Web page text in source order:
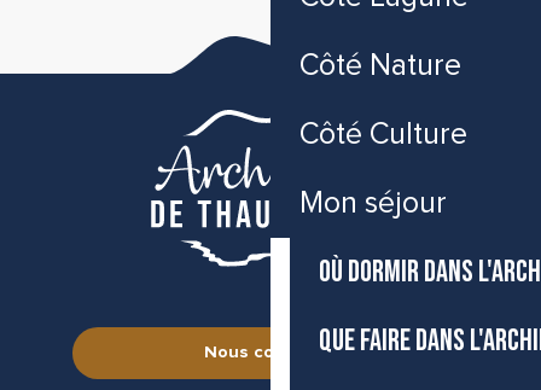
Côté Nature
Côté Culture
Mon séjour
OÙ DORMIR DANS
QUE FAIRE DANS
Nous contacter